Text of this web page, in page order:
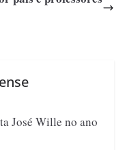
José Wille no ano